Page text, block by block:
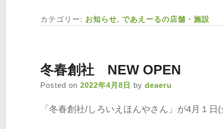
カテゴリー: お知らせ, であえーるの店舗・施設
冬春創社 NEW OPEN
Posted on 2022年4月8日 by deaeru
「冬春創社/しろいえほんやさん」が4月１日